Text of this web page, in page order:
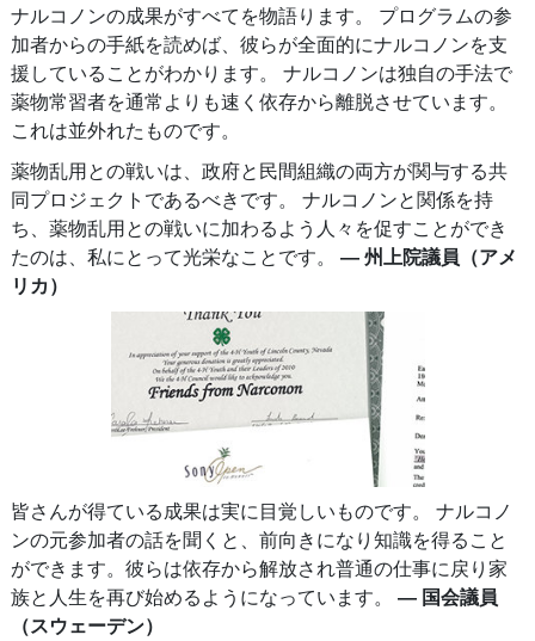
ナルコノンの成果がすべてを物語ります。 プログラムの参
加者からの手紙を読めば、彼らが全面的にナルコノンを支
援していることがわかります。 ナルコノンは独自の手法で
薬物常習者を通常よりも速く依存から離脱させています。
これは並外れたものです。
薬物乱用との戦いは、政府と民間組織の両方が関与する共
同プロジェクトであるべきです。 ナルコノンと関係を持
ち、薬物乱用との戦いに加わるよう人々を促すことができ
たのは、私にとって光栄なことです。 ― 州上院議員（アメ
リカ）
皆さんが得ている成果は実に目覚しいものです。 ナルコノ
ンの元参加者の話を聞くと、前向きになり知識を得ること
ができます。彼らは依存から解放され普通の仕事に戻り家
族と人生を再び始めるようになっています。 ― 国会議員
（スウェーデン）